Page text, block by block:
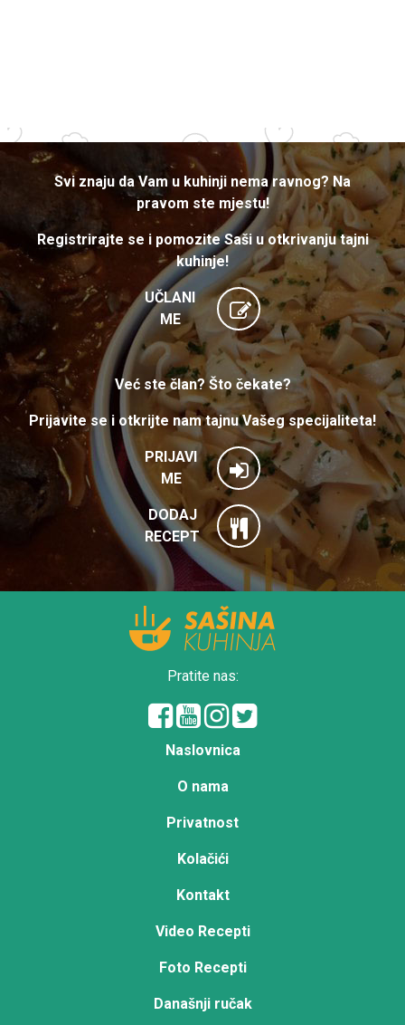
Svi znaju da Vam u kuhinji nema ravnog? Na
pravom ste mjestu!
Registrirajte se i pomozite Saši u otkrivanju tajni
kuhinje!
UČLANI
ME
Već ste član? Što čekate?
Prijavite se i otkrijte nam tajnu Vašeg specijaliteta!
PRIJAVI
ME
DODAJ
RECEPT
Pratite nas:
Naslovnica
O nama
Privatnost
Kolačići
Kontakt
Video Recepti
Foto Recepti
Današnji ručak